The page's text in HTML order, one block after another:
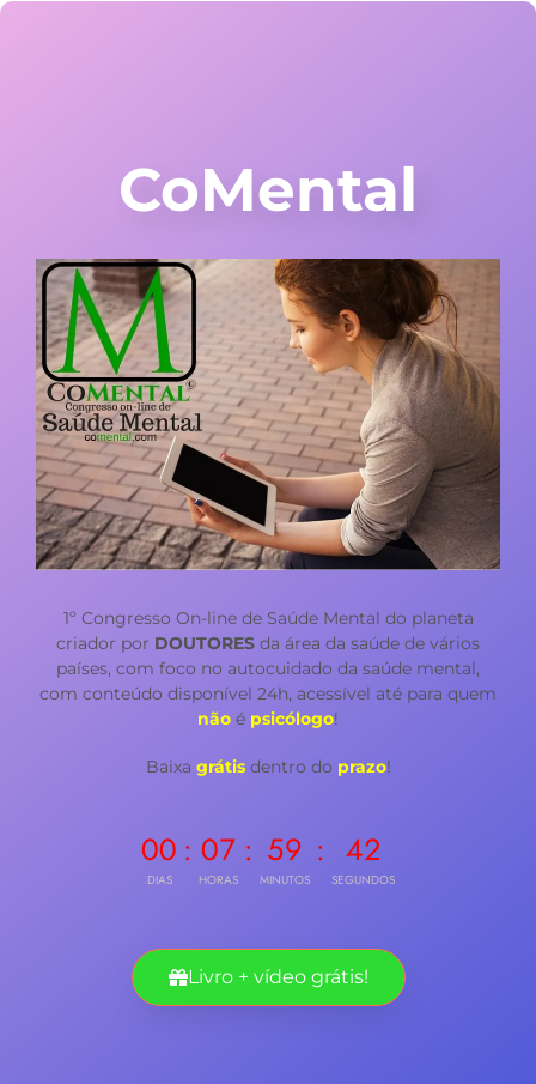
CoMental
1º Congresso On-line de Saúde Mental do planeta
criador por DOUTORES da área da saúde de vários
países, com foco no autocuidado da saúde mental,
com conteúdo disponível 24h, acessível até para quem
não é psicólogo!
Baixa grátisdentro do prazo!
00
DIAS
: 07
HORAS
: 59
MINUTOS
: 41
SEGUNDOS
Livro + vídeo grátis!